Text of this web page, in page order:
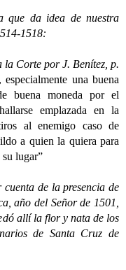
da idea de nuestra
1518:
la Corte por J. Benítez, p.
una buena
buena moneda por el
emplazada en la
al enemigo caso de
a quien la quiera para
su lugar”
de la presencia de
año del Señor de 1501,
allí la flor y nata de los
de Santa Cruz de